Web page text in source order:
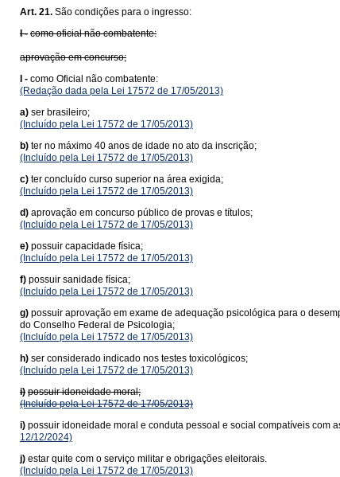
Art. 21. São condições para o ingresso:
I - como oficial não combatente:
aprovação em concurso;
I - como Oficial não combatente:
(Redação dada pela Lei 17572 de 17/05/2013)
a) ser brasileiro;
(Incluído pela Lei 17572 de 17/05/2013)
b) ter no máximo 40 anos de idade no ato da inscrição;
(Incluído pela Lei 17572 de 17/05/2013)
c) ter concluído curso superior na área exigida;
(Incluído pela Lei 17572 de 17/05/2013)
d) aprovação em concurso público de provas e títulos;
(Incluído pela Lei 17572 de 17/05/2013)
e) possuir capacidade física;
(Incluído pela Lei 17572 de 17/05/2013)
f) possuir sanidade física;
(Incluído pela Lei 17572 de 17/05/2013)
g) possuir aprovação em exame de adequação psicológica para o
do Conselho Federal de Psicologia;
(Incluído pela Lei 17572 de 17/05/2013)
h) ser considerado indicado nos testes toxicológicos;
(Incluído pela Lei 17572 de 17/05/2013)
i) possuir idoneidade moral;
(Incluído pela Lei 17572 de 17/05/2013)
i) possuir idoneidade moral e conduta pessoal e social compatíveis com
12/12/2024)
j) estar quite com o serviço militar e obrigações eleitorais.
(Incluído pela Lei 17572 de 17/05/2013)